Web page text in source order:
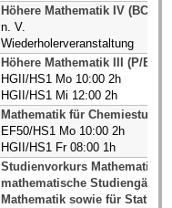
Höhere Mathematik IV (BCI/
n. V.
Wiederholerveranstaltung
Höhere Mathematik III (P/ET/I-
HGII/HS1 Mo 10:00 2h
HGII/HS1 Mi 12:00 2h
Mathematik für
EF50/HS1 Mo 10:00 2h
HGII/HS1 Fr 08:00 1h
Studienvorkurs Mathematik
mathematische
Mathematik sowie für